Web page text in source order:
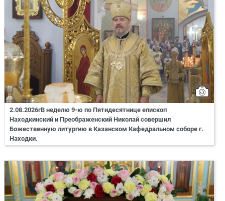
2.08.2026гВ неделю 9-ю по Пятидесятнице епископ
Находкинский и Преображенский Николай совершил
Божественную литургию в Казанском Кафедральном соборе г.
Находки.